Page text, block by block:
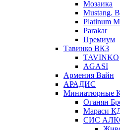
Мозаика
Mustang.
Platinum
Parakar
Премиум
Тавинко ВКЗ
TAVINKO
AGASI
Армения Вайн
АРАДИС
Миниатюрные
Оганян
Мараси
СИС